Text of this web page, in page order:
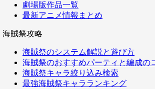
劇場版作品一覧
最新アニメ情報まとめ
海賊祭攻略
海賊祭のシステム解説と遊び方
海賊祭のおすすめパーティと編成の
海賊祭キャラ絞り込み検索
最強海賊祭キャラランキング